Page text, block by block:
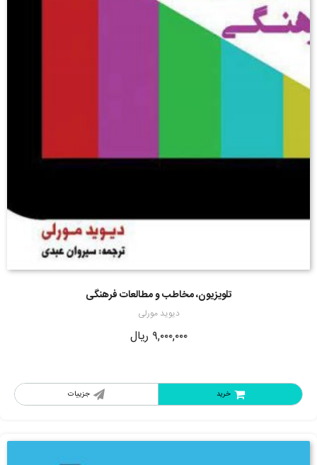
تلویزیون، مخاطب و مطالعات فرهنگی
دیوید مورلی
۹,۰۰۰,۰۰۰ ریال
جزییات خرید